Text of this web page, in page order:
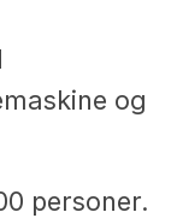
og
personer.